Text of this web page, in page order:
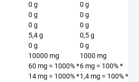
0 g
0 g
0 g
0 g
0 g
0 g
5,4 g
0,5 g
0 g
0 g
10000 mg
1000 mg
60 mg = 1000% *6 mg = 100% *
14 mg = 1000% *1,4 mg = 100% *